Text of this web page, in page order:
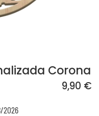
Corona
9,90 €
2026